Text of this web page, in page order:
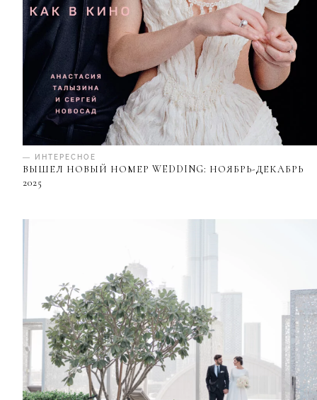
— ИНТЕРЕСНОЕ
ВЫШЕЛ НОВЫЙ НОМЕР WEDDING: НОЯБРЬ-ДЕКАБРЬ
2025